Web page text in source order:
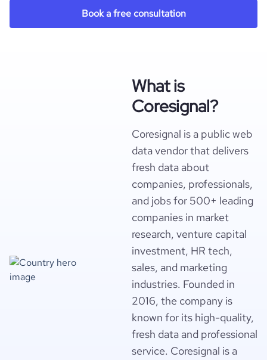
Book a free consultation
What is
Coresignal?
Coresignal is a public web
data vendor that delivers
fresh data about
companies, professionals,
and jobs for 500+ leading
companies in market
research, venture capital
investment, HR tech,
sales, and marketing
industries. Founded in
2016, the company is
known for its high-quality,
fresh data and professional
service. Coresignal is a